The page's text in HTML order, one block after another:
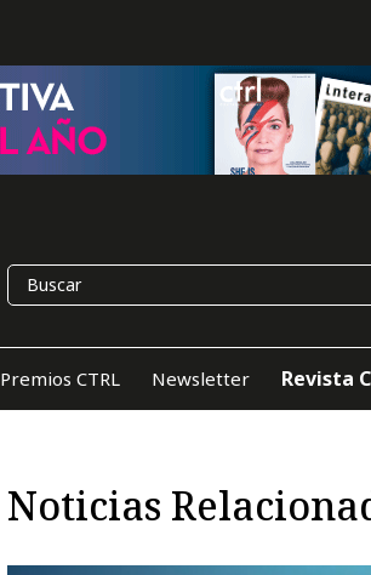
Premios CTRL Newsletter Revista
Noticias